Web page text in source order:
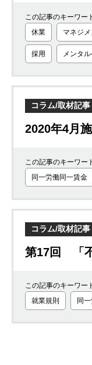
この記事のキーワー
休業
マネジメ
採用 メンタ
コラム/取材記事
2020年4月
この記事のキーワー
同一労働同一賃金
コラム/取材記事
第17回 「
この記事のキーワー
就業規則
同